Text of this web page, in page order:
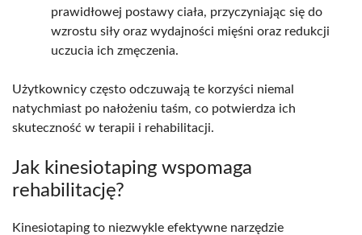
prawidłowej postawy ciała, przyczyniając się do
wzrostu siły oraz wydajności mięśni oraz redukcji
uczucia ich zmęczenia.
Użytkownicy często odczuwają te korzyści niemal
natychmiast po nałożeniu taśm, co potwierdza ich
skuteczność w terapii i rehabilitacji.
Jak kinesiotaping wspomaga
rehabilitację?
Kinesiotaping to niezwykle efektywne narzędzie